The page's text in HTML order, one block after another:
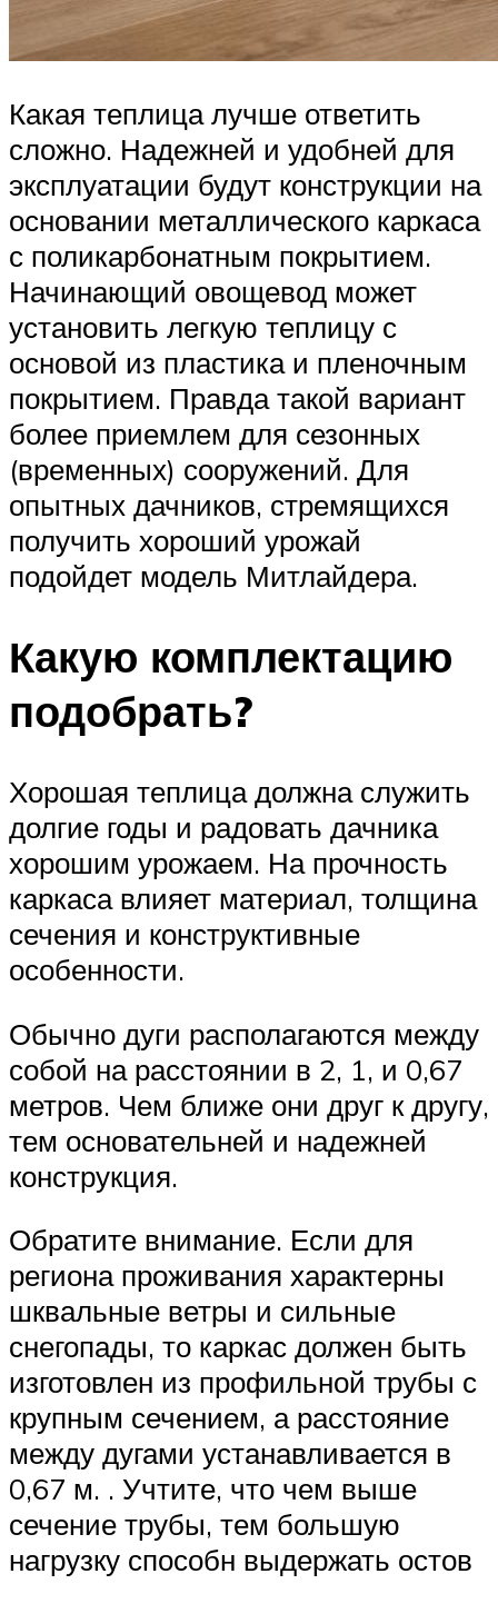
Какая теплица лучше ответить
сложно. Надежней и удобней для
эксплуатации будут конструкции на
основании металлического каркаса
с поликарбонатным покрытием.
Начинающий овощевод может
установить легкую теплицу с
основой из пластика и пленочным
покрытием. Правда такой вариант
более приемлем для сезонных
(временных) сооружений. Для
опытных дачников, стремящихся
получить хороший урожай
подойдет модель Митлайдера.
Какую комплектацию
подобрать?
Хорошая теплица должна служить
долгие годы и радовать дачника
хорошим урожаем. На прочность
каркаса влияет материал, толщина
сечения и конструктивные
особенности.
Обычно дуги располагаются между
собой на расстоянии в 2, 1, и 0,67
метров. Чем ближе они друг к другу,
тем основательней и надежней
конструкция.
Обратите внимание. Если для
региона проживания характерны
шквальные ветры и сильные
снегопады, то каркас должен быть
изготовлен из профильной трубы с
крупным сечением, а расстояние
между дугами устанавливается в
0,67 м. . Учтите, что чем выше
сечение трубы, тем большую
нагрузку способн выдержать остов